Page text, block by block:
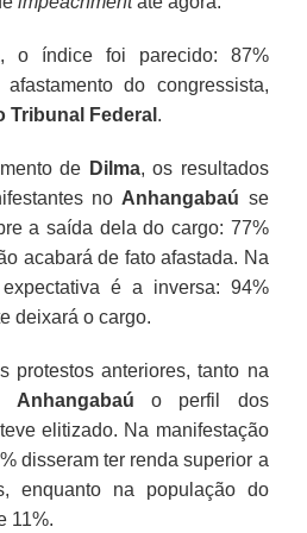
o índice foi parecido: 87%
do congressista,
Tribunal Federal .
de Dilma, os resultados
no Anhangabaú se
a saída dela do cargo: 77%
acabará de fato afastada. Na
é a inversa: 94%
deixará o cargo.
protestos anteriores, tanto na
Anhangabaú o perfil dos
elitizado. Na manifestação
disseram ter renda superior a
enquanto na população do
11%.